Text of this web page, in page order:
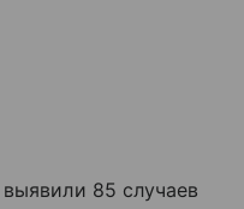
85 случаев